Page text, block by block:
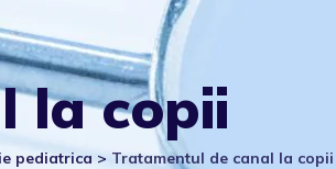
la copii
pediatrica > Tratamentul de canal la copii